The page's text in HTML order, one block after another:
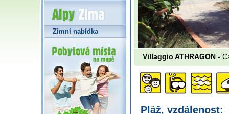
Villaggio ATHRAGON -
Pláž, vzdálenost:
Alpy Zima
Zimní nabídka